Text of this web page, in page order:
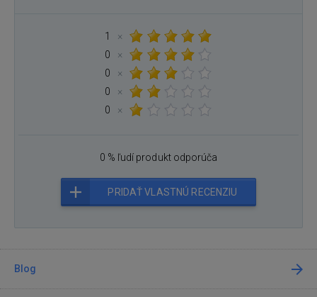
1
×
0
×
0
×
0
×
0
×
0 % ľudí produkt odporúča
PRIDAŤ VLASTNÚ RECENZIU
Blog